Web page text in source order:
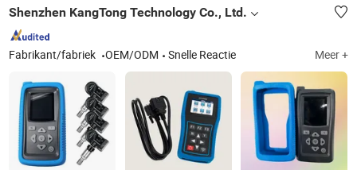
Shenzhen KangTong Technology Co., Ltd.
Fabrikant/fabriek OEM/ODM Snelle Reactie Meer +